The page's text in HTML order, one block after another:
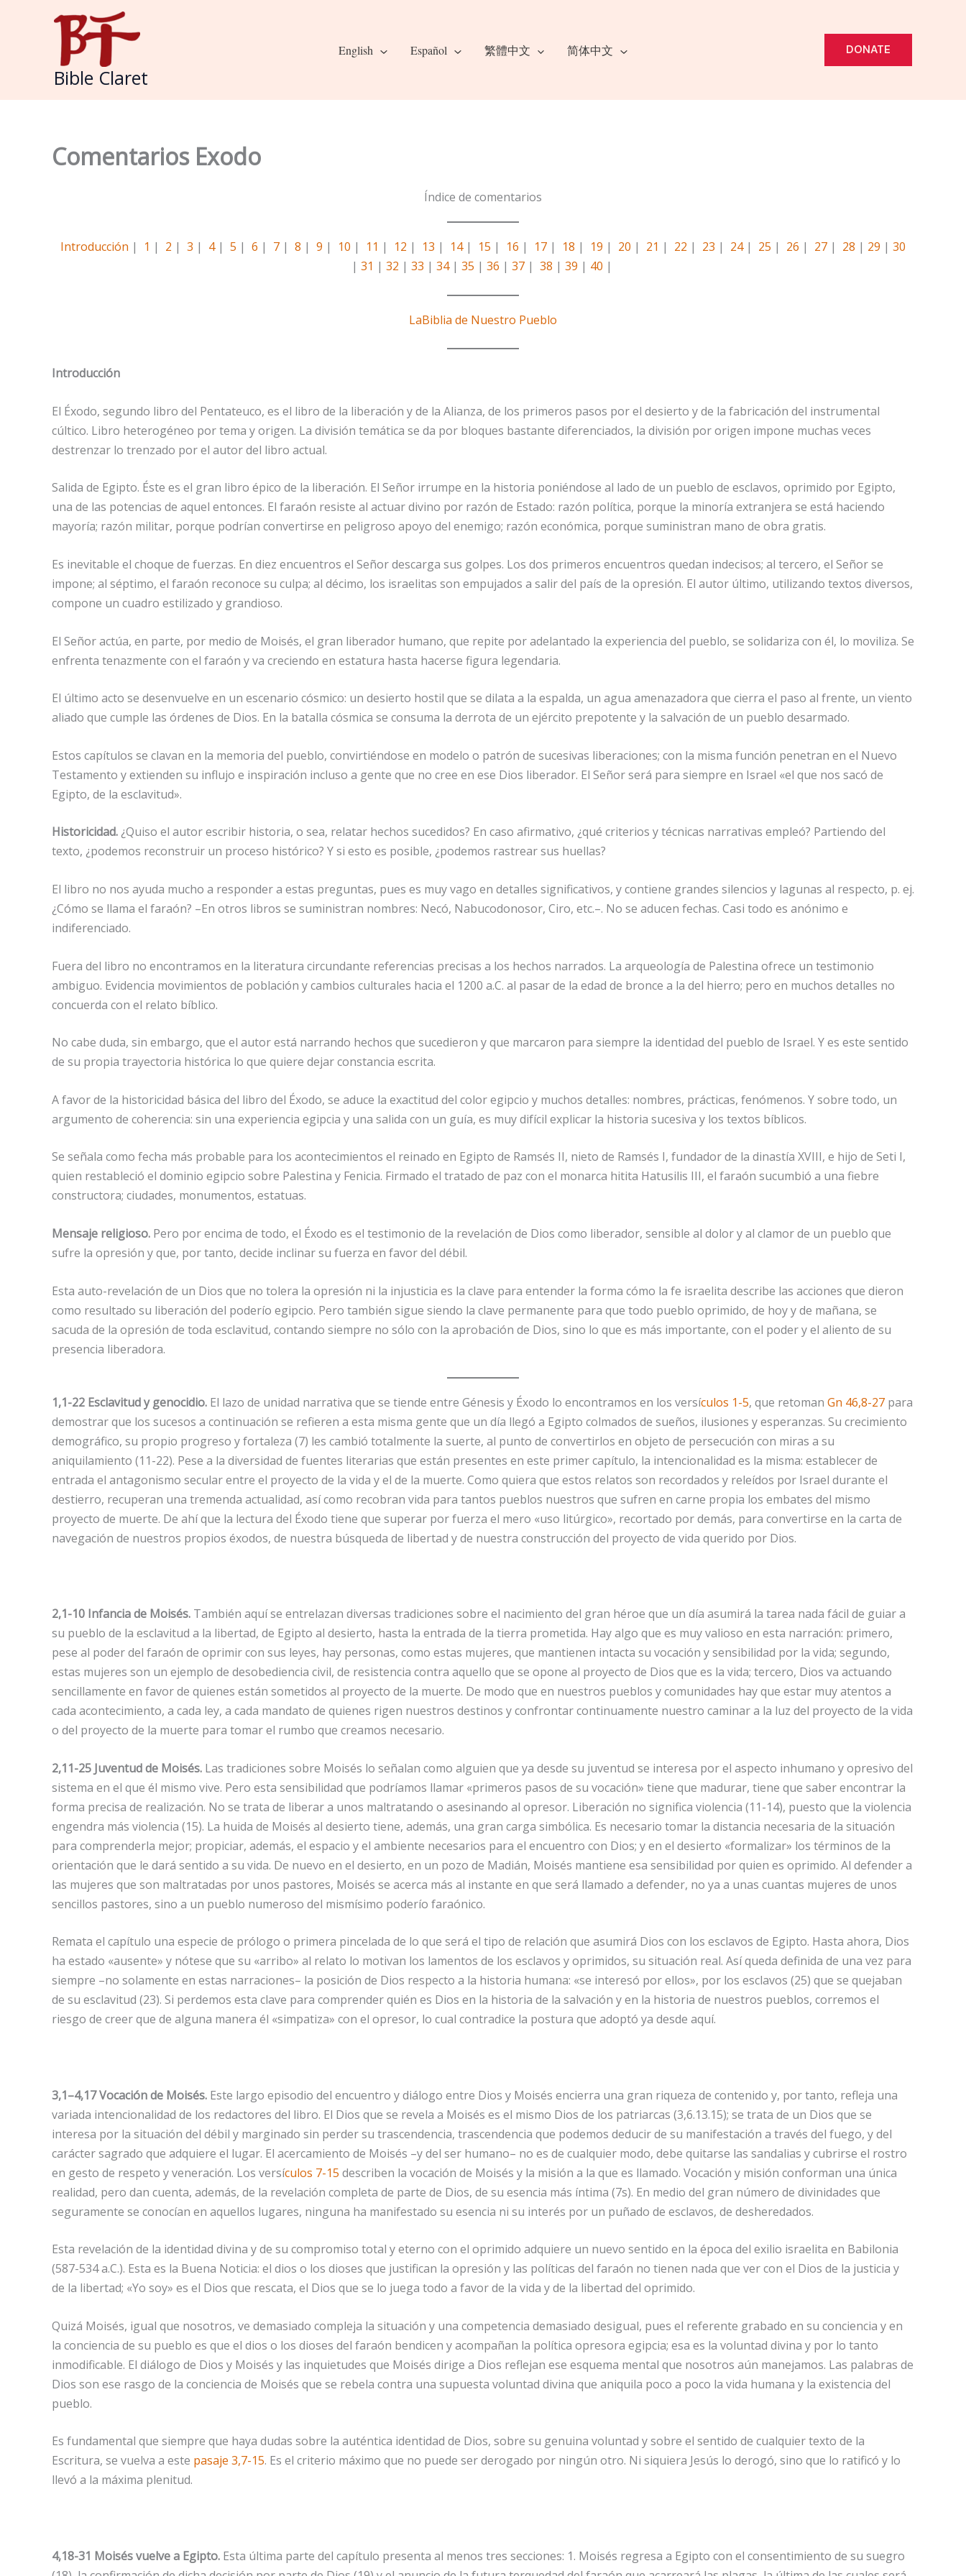
Bible Claret
English Español 繁體中文 简体中文 DONATE
Comentarios Exodo
Índice de comentarios
Introducción | 1 | 2 | 3 | 4| 5 | 6 | 7 | 8 | 9 | 10 | 11 | 12 | 13 | 14| 15 | 16 | 17 | 18 | 19 | 20 | 21 | 22 | 23 | 24| 25 | 26 | 27 | 28 | 29 | 30
| 31 | 32 | 33 | 34| 35 | 36 | 37| 38 | 39 | 40 |
LaBiblia de Nuestro Pueblo
Introducción
El Éxodo, segundo libro del Pentateuco, es el libro de la liberación y de la Alianza, de los primeros pasos por el desierto y de la fabricación del instrumental
cúltico. Libro heterogéneo por tema y origen. La división temática se da por bloques bastante diferenciados, la división por origen impone muchas veces
destrenzar lo trenzado por el autor del libro actual.
Salida de Egipto. Éste es el gran libro épico de la liberación. El Se­ñor irrumpe en la historia poniéndose al lado de un pueblo de esclavos, oprimido por Egipto,
una de las potencias de aquel entonces. El faraón resiste al actuar divino por razón de Estado: razón política, porque la minoría extranjera se está haciendo
mayoría; razón militar, porque podrían convertirse en peligroso apoyo del enemigo; razón económica, porque suministran mano de obra gratis.
Es inevitable el choque de fuerzas. En diez encuentros el Señor descarga sus golpes. Los dos primeros encuentros quedan indecisos; al tercero, el Señor se
impone; al séptimo, el faraón reconoce su culpa; al décimo, los israelitas son empujados a salir del país de la opresión. El autor último, utilizando textos diversos,
compone un cuadro estilizado y grandioso.
El Señor actúa, en parte, por medio de Moisés, el gran liberador humano, que repite por adelantado la experiencia del pueblo, se solidariza con él, lo moviliza. Se
enfrenta tenazmente con el faraón y va creciendo en estatura hasta hacerse figura legendaria.
El último acto se desenvuelve en un escenario cósmico: un desierto hostil que se dilata a la espalda, un agua amenazadora que cierra el paso al frente, un viento
aliado que cumple las órdenes de Dios. En la batalla cósmica se consuma la derrota de un ejército prepotente y la salvación de un pueblo desarmado.
Estos capítulos se clavan en la memoria del pueblo, convirtiéndose en modelo o patrón de sucesivas liberaciones; con la misma función penetran en el Nuevo
Testamento y extienden su influjo e inspiración incluso a gente que no cree en ese Dios liberador. El Señor será para siempre en Israel «el que nos sacó de
Egipto, de la esclavitud».
Historicidad. ¿Quiso el autor escribir historia, o sea, relatar hechos sucedidos? En caso afirmativo, ¿qué criterios y técnicas narrativas empleó? Partiendo del
texto, ¿podemos reconstruir un proceso histórico? Y si esto es posible, ¿podemos rastrear sus huellas?
El libro no nos ayuda mucho a responder a estas preguntas, pues es muy vago en detalles significativos, y contiene grandes silencios y lagunas al respecto, p. ej.
¿Cómo se llama el faraón? –En otros libros se suministran nombres: Necó, Nabucodonosor, Ciro, etc.–. No se aducen fechas. Casi todo es anónimo e
indiferenciado.
Fuera del libro no encontramos en la literatura circundante referencias precisas a los hechos narrados. La arqueología de Palestina ofrece un testimonio
ambiguo. Evidencia movimientos de población y cambios culturales hacia el 1200 a.C. al pasar de la edad de bronce a la del hierro; pero en muchos detalles no
concuerda con el relato bíblico.
No cabe duda, sin embargo, que el autor está narrando hechos que sucedieron y que marcaron para siempre la identidad del pueblo de Israel. Y es este sentido
de su propia trayectoria histórica lo que quiere dejar constancia escrita.
A favor de la historicidad básica del libro del Éxodo, se aduce la exactitud del color egipcio y muchos detalles: nombres, prácticas, fenómenos. Y sobre todo, un
argumento de coherencia: sin una experiencia egipcia y una salida con un guía, es muy difícil explicar la historia sucesiva y los textos bíblicos.
Se señala como fecha más probable para los acontecimientos el reinado en Egipto de Ramsés II, nieto de Ramsés I, fundador de la dinastía XVIII, e hijo de Seti I,
quien restableció el dominio egipcio sobre Palestina y Fenicia. Firmado el tratado de paz con el monarca hitita Hatusilis III, el faraón sucumbió a una fiebre
constructora; ciudades, monumentos, estatuas.
Mensaje religioso. Pero por encima de todo, el Éxodo es el testimonio de la revelación de Dios como liberador, sensible al dolor y al clamor de un pueblo que
sufre la opresión y que, por tanto, decide inclinar su fuerza en favor del débil.
Esta auto-revelación de un Dios que no tolera la opresión ni la injusticia es la clave para entender la forma cómo la fe israelita describe las acciones que dieron
como resultado su liberación del poderío egipcio. Pero también sigue siendo la clave permanente para que todo pueblo oprimido, de hoy y de mañana, se
sacuda de la opresión de toda esclavitud, contando siempre no sólo con la aprobación de Dios, sino lo que es más importante, con el poder y el aliento de su
presencia liberadora.
1,1-22 Esclavitud y genocidio. El lazo de unidad narrativa que se tiende entre Génesis y Éxodo lo encontramos en los versículos 1-5, que retoman Gn 46,8-27 para
demostrar que los sucesos a continuación se refieren a esta misma gente que un día llegó a Egipto colmados de sueños, ilusiones y esperanzas. Su crecimiento
demográfico, su propio progreso y fortaleza (7) les cambió totalmente la suerte, al punto de convertirlos en objeto de persecución con miras a su
aniquilamiento (11-22). Pese a la diversidad de fuentes literarias que están presentes en este primer capítulo, la intencionalidad es la misma: establecer de
entrada el antagonismo secular entre el proyecto de la vida y el de la muerte. Como quiera que estos relatos son recordados y releídos por Israel durante el
destierro, recuperan una tremenda actualidad, así como recobran vida para tantos pueblos nuestros que sufren en carne propia los embates del mismo
proyecto de muerte. De ahí que la lectura del Éxodo tiene que superar por fuerza el mero «uso litúrgico», recortado por demás, para convertirse en la carta de
navegación de nuestros propios éxodos, de nuestra búsqueda de libertad y de nuestra construcción del proyecto de vida querido por Dios.
2,1-10 Infancia de Moisés. También aquí se entrelazan diversas tradiciones sobre el nacimiento del gran héroe que un día asumirá la tarea nada fácil de guiar a
su pueblo de la esclavitud a la libertad, de Egipto al desierto, hasta la entrada de la tierra prometida. Hay algo que es muy valioso en esta narración: primero,
pese al poder del faraón de oprimir con sus leyes, hay personas, como estas mujeres, que mantienen intacta su vocación y sensibilidad por la vida; segundo,
estas mujeres son un ejemplo de desobediencia civil, de resistencia contra aquello que se opone al proyecto de Dios que es la vida; tercero, Dios va actuando
sencillamente en favor de quienes están sometidos al proyecto de la muerte. De modo que en nuestros pueblos y comunidades hay que estar muy atentos a
cada acontecimiento, a cada ley, a cada mandato de quienes rigen nuestros destinos y confrontar continuamente nuestro caminar a la luz del proyecto de la vida
o del proyecto de la muerte para tomar el rumbo que creamos necesario.
2,11-25 Juventud de Moisés. Las tradiciones sobre Moisés lo señalan como alguien que ya desde su juventud se interesa por el aspecto inhumano y opresivo del
sistema en el que él mismo vive. Pero esta sensibilidad que podríamos llamar «primeros pasos de su vocación» tiene que madurar, tiene que saber encontrar la
forma precisa de realización. No se trata de liberar a unos maltratando o asesinando al opresor. Liberación no significa violencia (11-14), puesto que la violencia
engendra más violencia (15). La huida de Moisés al desierto tiene, además, una gran carga simbólica. Es necesario tomar la distancia necesaria de la situación
para comprenderla mejor; propiciar, además, el espacio y el ambiente necesarios para el encuentro con Dios; y en el desierto «formalizar» los términos de la
orientación que le dará sentido a su vida. De nuevo en el desierto, en un pozo de Madián, Moisés mantiene esa sensibilidad por quien es oprimido. Al defender a
las mujeres que son maltratadas por unos pastores, Moisés se acerca más al instante en que será llamado a defender, no ya a unas cuantas mujeres de unos
sencillos pastores, sino a un pueblo numeroso del mismísimo poderío faraónico.
Remata el capítulo una especie de prólogo o primera pincelada de lo que será el tipo de relación que asumirá Dios con los esclavos de Egipto. Hasta ahora, Dios
ha estado «ausente» y nótese que su «arribo» al relato lo motivan los lamentos de los esclavos y oprimidos, su situación real. Así queda definida de una vez para
siempre –no solamente en estas narraciones– la posición de Dios respecto a la historia humana: «se interesó por ellos», por los esclavos (25) que se quejaban
de su esclavitud (23). Si perdemos esta clave para comprender quién es Dios en la historia de la salvación y en la historia de nuestros pueblos, corremos el
riesgo de creer que de alguna manera él «simpatiza» con el opresor, lo cual contradice la postura que adoptó ya desde aquí.
3,1–4,17 Vocación de Moisés. Este largo episodio del encuentro y diálogo entre Dios y Moisés encierra una gran riqueza de contenido y, por tanto, refleja una
variada intencionalidad de los redactores del libro. El Dios que se revela a Moisés es el mismo Dios de los patriarcas (3,6.13.15); se trata de un Dios que se
interesa por la situación del débil y marginado sin perder su trascendencia, trascendencia que podemos deducir de su manifestación a través del fuego, y del
carácter sagrado que adquiere el lugar. El acercamiento de Moisés –y del ser humano– no es de cualquier modo, debe quitarse las sandalias y cubrirse el rostro
en gesto de respeto y veneración. Los versículos 7-15 describen la vocación de Moisés y la misión a la que es llamado. Vocación y misión conforman una única
realidad, pero dan cuenta, además, de la revelación completa de parte de Dios, de su esencia más íntima (7s). En medio del gran número de divinidades que
seguramente se conocían en aquellos lugares, ninguna ha manifestado su esencia ni su interés por un puñado de esclavos, de desheredados.
Esta revelación de la identidad divina y de su compromiso total y eterno con el oprimido adquiere un nuevo sentido en la época del exilio israelita en Babilonia
(587-534 a.C.). Esta es la Buena Noticia: el dios o los dioses que justifican la opresión y las políticas del faraón no tienen nada que ver con el Dios de la justicia y
de la libertad; «Yo soy» es el Dios que rescata, el Dios que se lo juega todo a favor de la vida y de la libertad del oprimido.
Quizá Moisés, igual que nosotros, ve demasiado compleja la situación y una competencia demasiado desigual, pues el referente grabado en su conciencia y en
la conciencia de su pueblo es que el dios o los dioses del faraón bendicen y acompañan la política opresora egipcia; esa es la voluntad divina y por lo tanto
inmodificable. El diálogo de Dios y Moisés y las inquietudes que Moisés dirige a Dios reflejan ese esquema mental que nosotros aún manejamos. Las palabras de
Dios son ese rasgo de la conciencia de Moisés que se rebela contra una supuesta voluntad divina que aniquila poco a poco la vida humana y la existencia del
pueblo.
Es fundamental que siempre que haya dudas sobre la auténtica identidad de Dios, sobre su genuina voluntad y sobre el sentido de cualquier texto de la
Escritura, se vuelva a este pasaje 3,7-15. Es el criterio máximo que no puede ser derogado por ningún otro. Ni siquiera Jesús lo derogó, sino que lo ratificó y lo
llevó a la máxima plenitud.
4,18-31 Moisés vuelve a Egipto. Esta última parte del capítulo presenta al menos tres secciones: 1. Moisés regresa a Egipto con el consentimiento de su suegro